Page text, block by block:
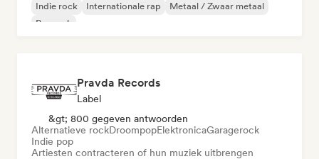
Indie rock
Internationale rap
Metaal / Zwaar metaal
Poprock
Pravda Records
Label
&gt; 800 gegeven antwoorden
Alternatieve rockDroompopElektronicaGaragerock
Indie pop
Artiesten contracteren of hun muziek uitbrengen